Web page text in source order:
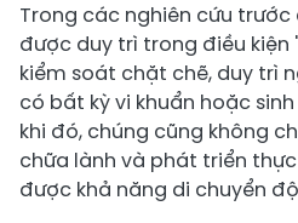
Trong các nghiên cứu
được duy trì trong điều kiện
kiểm soát chặt chẽ, duy trì
có bất kỳ vi khuẩn hoặc
khi đó, chúng cũng không
chữa lành và phát triển
được khả năng di chuyển